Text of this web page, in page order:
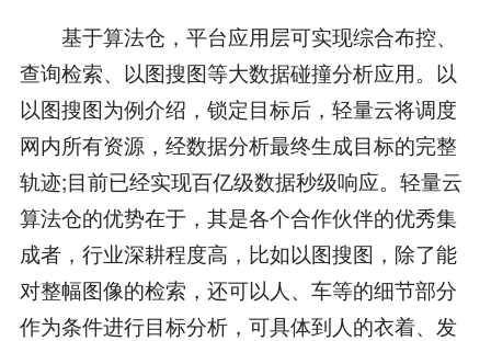
基于算法仓，平台应用层可实现综合布控、
查询检索、以图搜图等大数据碰撞分析应用。以
以图搜图为例介绍，锁定目标后，轻量云将调度
网内所有资源，经数据分析最终生成目标的完整
轨迹;目前已经实现百亿级数据秒级响应。轻量云
算法仓的优势在于，其是各个合作伙伴的优秀集
成者，行业深耕程度高，比如以图搜图，除了能
对整幅图像的检索，还可以人、车等的细节部分
作为条件进行目标分析，可具体到人的衣着、发